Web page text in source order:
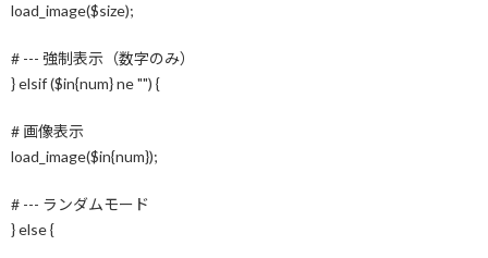
load_image($size);
# --- 強制表示（数字のみ）
} elsif ($in{num} ne "") {
# 画像表示
load_image($in{num});
# --- ランダムモード
} else {